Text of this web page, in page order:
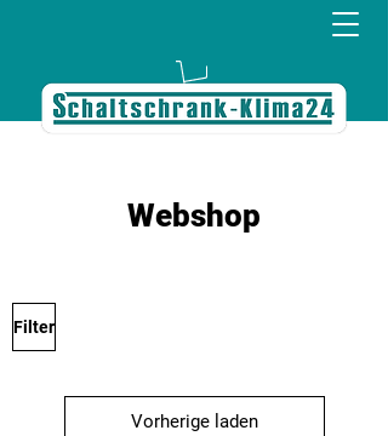
Webshop
Filter
Vorherige laden